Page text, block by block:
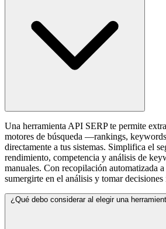
Una herramienta API SERP te permite
motores de búsqueda —rankings,
directamente a tus sistemas. Simplifica el
rendimiento, competencia y análisis de
manuales. Con recopilación automatizada a
sumergirte en el análisis y tomar decisiones
¿Qué debo considerar al elegir una